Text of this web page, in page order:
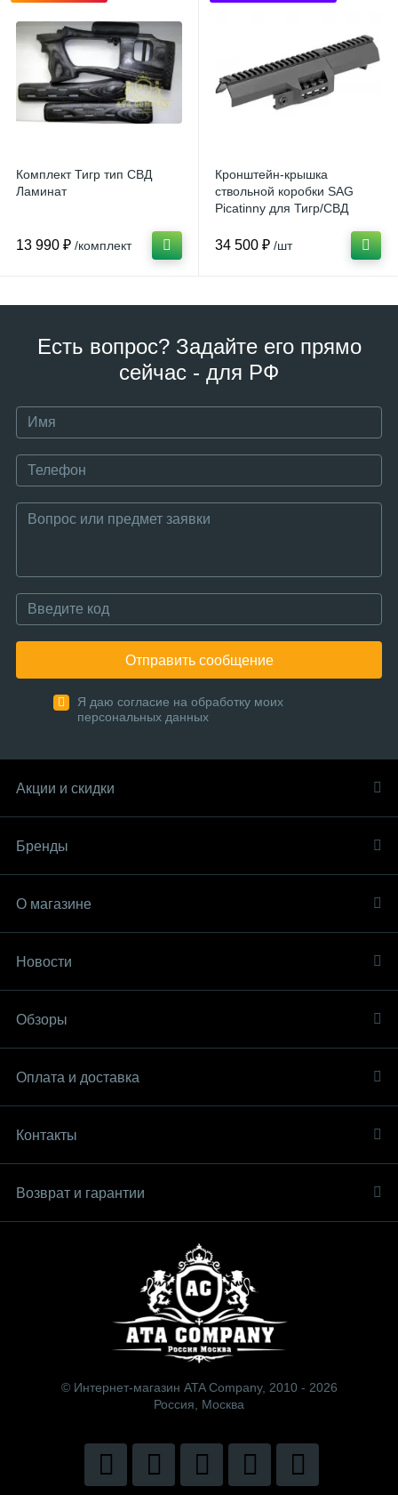
Комплект Тигр тип СВД
Ламинат
13 990 ₽ /комплект
Кронштейн-крышка
ствольной коробки SAG
Picatinny для Тигр/СВД
34 500 ₽ /шт
Есть вопрос? Задайте его прямо
сейчас - для РФ
Отправить сообщение
Я даю согласие на обработку моих
персональных данных
Акции и скидки
Бренды
О магазине
Новости
Обзоры
Оплата и доставка
Контакты
Возврат и гарантии
© Интернет-магазин ATA Company, 2010 - 2026
Россия, Москва